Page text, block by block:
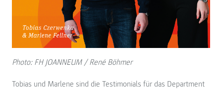
Photo: FH JOANNEUM / René Böhmer
Tobias und Marlene sind die Testimonials für das Department